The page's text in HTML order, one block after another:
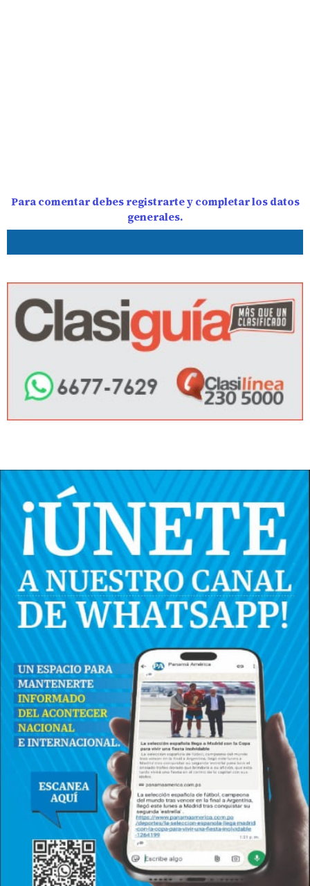
Para comentar debes registrarte y completar los datos
generales.